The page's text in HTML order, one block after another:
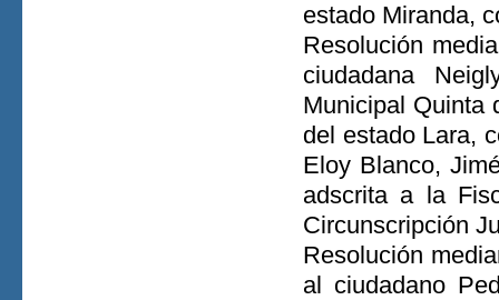
estado Miranda,
Resolución
ciudadana
Municipal Quinta
del estado Lara,
Eloy Blanco,
adscrita a la
Circunscripción
Resolución
al ciudadano